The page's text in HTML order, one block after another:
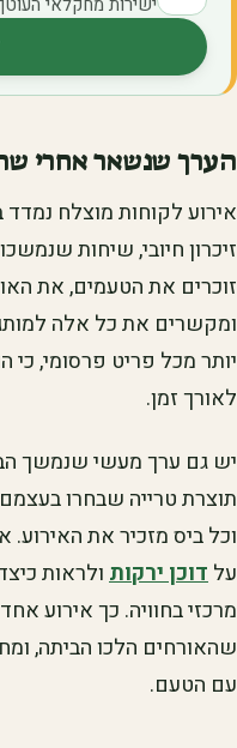
הערך שנשאר אחרי
אירוע לקוחות מוצלח
זיכרון חיובי, שיחות
זוכרים את הטעמים, את
ומקשרים את כל אלה
יותר מכל פריט פרסומי, כי
לאורך זמן.
יש גם ערך מעשי שנמשך
תוצרת טרייה שבחרו
וכל ביס מזכיר את
עלדוכן ירקותולראות
מרכזי בחוויה. כך אירוע
שהאורחים הלכו הביתה,
עם הטעם.